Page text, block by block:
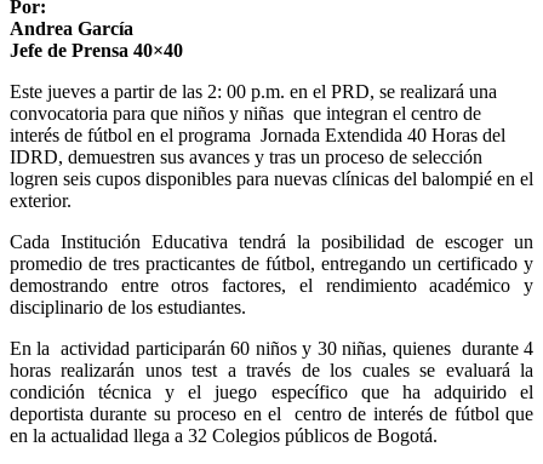
Por:
Andrea García
Jefe de Prensa 40×40
Este jueves a partir de las 2: 00 p.m. en el PRD, se realizará una
convocatoria para que niños y niñas que integran el centro de
interés de fútbol en el programa Jornada Extendida 40 Horas del
IDRD, demuestren sus avances y tras un proceso de selección
logren seis cupos disponibles para nuevas clínicas del balompié en el
exterior.
Cada Institución Educativa tendrá la posibilidad de escoger un
promedio de tres practicantes de fútbol, entregando un certificado y
demostrando entre otros factores, el rendimiento académico y
disciplinario de los estudiantes.
En la actividad participarán 60 niños y 30 niñas, quienes durante 4
horas realizarán unos test a través de los cuales se evaluará la
condición técnica y el juego específico que ha adquirido el
deportista durante su proceso en el centro de interés de fútbol que
en la actualidad llega a 32 Colegios públicos de Bogotá.